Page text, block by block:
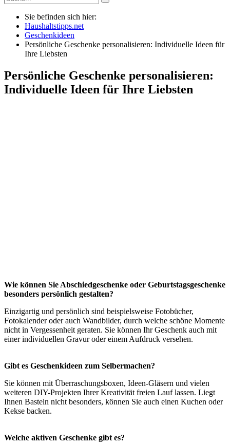
Sie befinden sich hier:
Haushaltstipps.net
Geschenkideen
Persönliche Geschenke personalisieren: Individuelle Ideen für
Ihre Liebsten
Persönliche Geschenke personalisieren:
Individuelle Ideen für Ihre Liebsten
Wie können Sie Abschiedgeschenke oder Geburtstagsgeschenke
besonders persönlich gestalten?
Einzigartig und persönlich sind beispielsweise Fotobücher,
Fotokalender oder auch Wandbilder, durch welche schöne Momente
nicht in Vergessenheit geraten. Sie können Ihr Geschenk auch mit
einer individuellen Gravur oder einem Aufdruck versehen.
Gibt es Geschenkideen zum Selbermachen?
Sie können mit Überraschungsboxen, Ideen-Gläsern und vielen
weiteren DIY-Projekten Ihrer Kreativität freien Lauf lassen. Liegt
Ihnen Basteln nicht besonders, können Sie auch einen Kuchen oder
Kekse backen.
Welche aktiven Geschenke gibt es?